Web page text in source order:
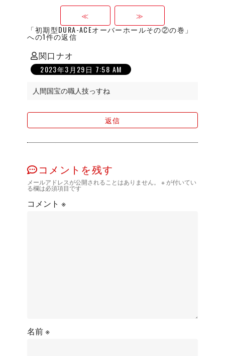
≪
≫
「初期型DURA-ACEオーバーホールその②の巻」
への1件の返信
関口ナオ
の
発 2023年3月29日 7:58 AM
人間国宝の職人技っすね
返信
コメントを残す
メールアドレスが公開されることはありません。 ※が付いてい
る欄は必須項目です
コメント※
名前※